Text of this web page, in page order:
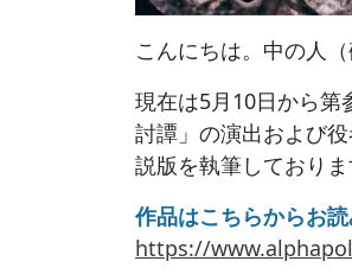
こんにちは。中の人
現在は5月10日から第
討譚」の演出および
説版を執筆しておりま
作品はこちらからお
https://